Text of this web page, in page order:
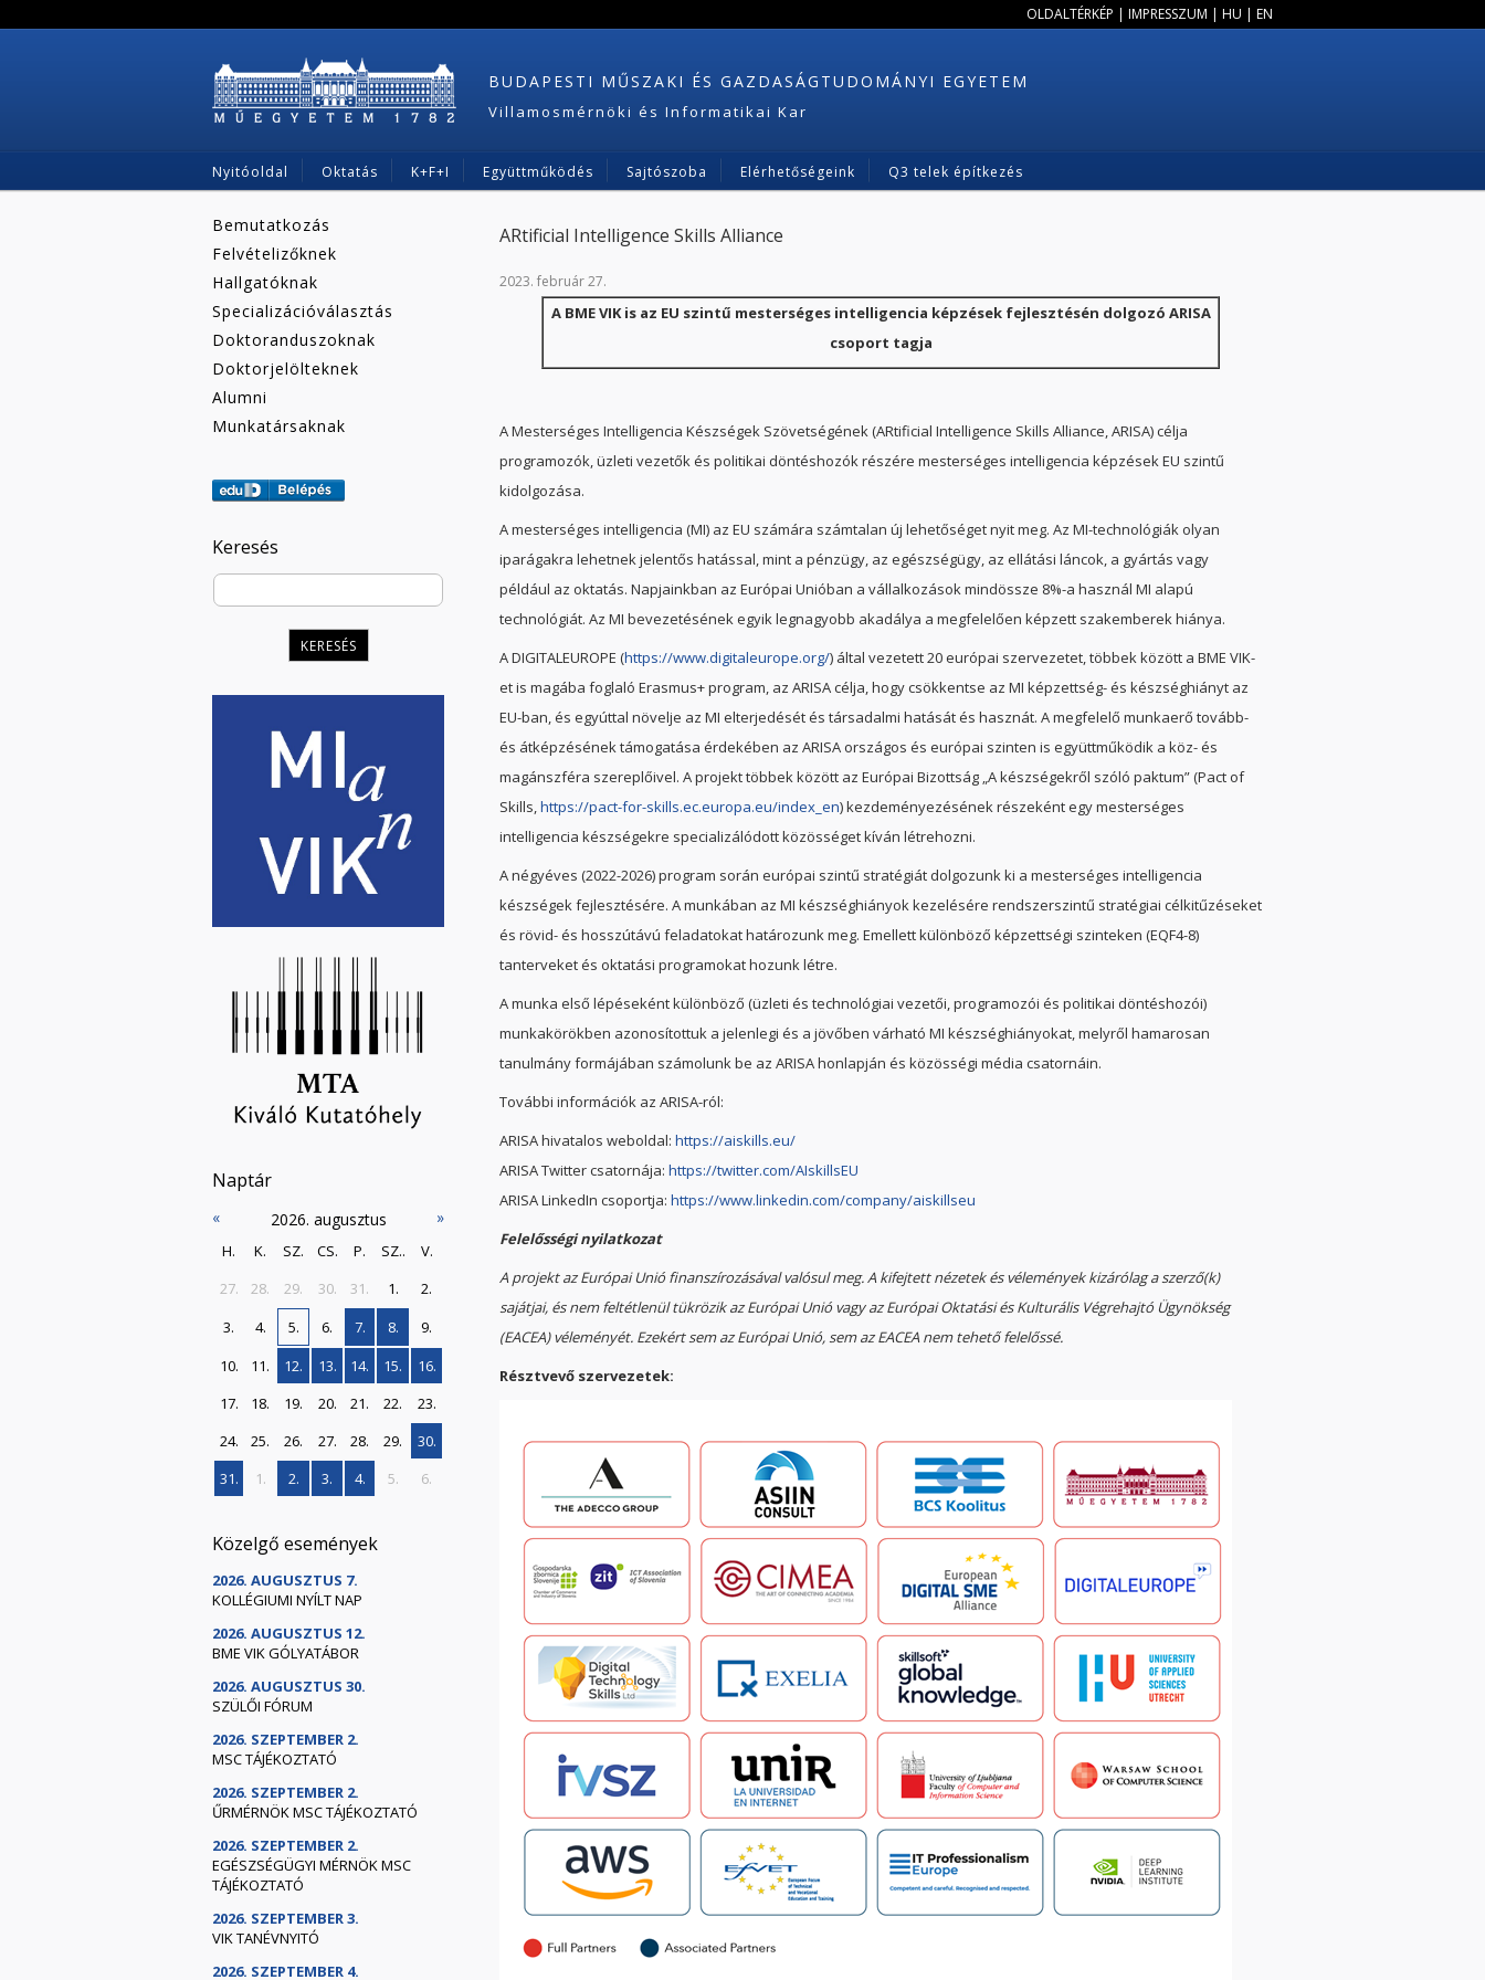
OLDALTÉRKÉP | IMPRESSZUM | HU | EN
BUDAPESTI MŰSZAKI ÉS GAZDASÁGTUDOMÁNYI EGYETEM
Villamosmérnöki és Informatikai Kar
Nyitóoldal Oktatás K+F+I Együttműködés Sajtószoba Elérhetőségeink Q3 telek építkezés
Bemutatkozás
Felvételizőknek
Hallgatóknak
Specializációválasztás
Doktoranduszoknak
Doktorjelölteknek
Alumni
Munkatársaknak
Keresés
Naptár
« 2026. augusztus »
H. K. SZ. CS. P. SZ..
V.
27.
28. 29. 30. 31. 1.
2.
3.
4. 5. 6. 7. 8.
9.
10.
11. 12. 13. 14. 15.
16.
17.
18. 19. 20. 21. 22.
23.
24.
25. 26. 27. 28. 29.
30.
31.
1. 2. 3. 4. 5. 6.
Közelgő események
2026. AUGUSZTUS 7.
KOLLÉGIUMI NYÍLT NAP
2026. AUGUSZTUS 12.
BME VIK GÓLYATÁBOR
2026. AUGUSZTUS 30.
SZÜLŐI FÓRUM
2026. SZEPTEMBER 2.
MSC TÁJÉKOZTATÓ
2026. SZEPTEMBER 2.
ŰRMÉRNÖK MSC TÁJÉKOZTATÓ
2026. SZEPTEMBER 2.
EGÉSZSÉGÜGYI MÉRNÖK MSC
TÁJÉKOZTATÓ
2026. SZEPTEMBER 3.
VIK TANÉVNYITÓ
2026. SZEPTEMBER 4.
ARtificial Intelligence Skills Alliance
2023. február 27.
A BME VIK is az EU szintű mesterséges intelligencia képzések fejlesztésén dolgozó ARISA
csoport tagja
A Mesterséges Intelligencia Készségek Szövetségének (ARtificial Intelligence Skills Alliance, ARISA) célja
programozók, üzleti vezetők és politikai döntéshozók részére mesterséges intelligencia képzések EU szintű
kidolgozása.
A mesterséges intelligencia (MI) az EU számára számtalan új lehetőséget nyit meg. Az MI-technológiák olyan
iparágakra lehetnek jelentős hatással, mint a pénzügy, az egészségügy, az ellátási láncok, a gyártás vagy
például az oktatás. Napjainkban az Európai Unióban a vállalkozások mindössze 8%-a használ MI alapú
technológiát. Az MI bevezetésének egyik legnagyobb akadálya a megfelelően képzett szakemberek hiánya.
A DIGITALEUROPE (https://www.digitaleurope.org/) által vezetett 20 európai szervezetet, többek között a BME VIK-
et is magába foglaló Erasmus+ program, az ARISA célja, hogy csökkentse az MI képzettség- és készséghiányt az
EU-ban, és egyúttal növelje az MI elterjedését és társadalmi hatását és hasznát. A megfelelő munkaerő tovább-
és átképzésének támogatása érdekében az ARISA országos és európai szinten is együttműködik a köz- és
magánszféra szereplőivel. A projekt többek között az Európai Bizottság „A készségekről szóló paktum” (Pact of
Skills,https://pact-for-skills.ec.europa.eu/index_en) kezdeményezésének részeként egy mesterséges
intelligencia készségekre specializálódott közösséget kíván létrehozni.
A négyéves (2022-2026) program során európai szintű stratégiát dolgozunk ki a mesterséges intelligencia
készségek fejlesztésére. A munkában az MI készséghiányok kezelésére rendszerszintű stratégiai célkitűzéseket
és rövid- és hosszútávú feladatokat határozunk meg. Emellett különböző képzettségi szinteken (EQF4-8)
tanterveket és oktatási programokat hozunk létre.
A munka első lépéseként különböző (üzleti és technológiai vezetői, programozói és politikai döntéshozói)
munkakörökben azonosítottuk a jelenlegi és a jövőben várható MI készséghiányokat, melyről hamarosan
tanulmány formájában számolunk be az ARISA honlapján és közösségi média csatornáin.
További információk az ARISA-ról:
ARISA hivatalos weboldal: https://aiskills.eu/
ARISA Twitter csatornája: https://twitter.com/AIskillsEU
ARISA LinkedIn csoportja: https://www.linkedin.com/company/aiskillseu
Felelősségi nyilatkozat
A projekt az Európai Unió finanszírozásával valósul meg. A kifejtett nézetek és vélemények kizárólag a szerző(k)
sajátjai, és nem feltétlenül tükrözik az Európai Unió vagy az Európai Oktatási és Kulturális Végrehajtó Ügynökség
(EACEA) véleményét. Ezekért sem az Európai Unió, sem az EACEA nem tehető felelőssé.
Résztvevő szervezetek: